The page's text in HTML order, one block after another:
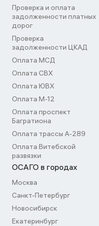
Проверка и оплата
задолженности платных
дорог
Проверка
задолженности ЦКАД
Оплата МСД
Оплата СВХ
Оплата ЮВХ
Оплата М-12
Оплата проспект
Багратиона
Оплата трассы А-289
Оплата Витебской
развязки
ОСАГО в городах
Москва
Санкт-Петербург
Новосибирск
Екатеринбург